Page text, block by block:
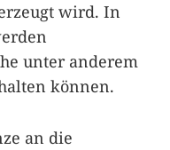
wird. In
unter anderem
können.
an die